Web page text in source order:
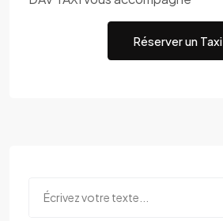
Réserver un Taxi